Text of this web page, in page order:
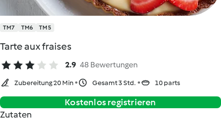
TM7 TM6 TM5
Tarte aux fraises
2.9 48 Bewertungen
Zubereitung 20 Min Gesamt 3 Std. 10 parts
Kostenlos registrieren
Zutaten